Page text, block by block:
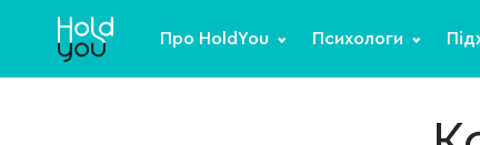
Про HoldYou Психологи